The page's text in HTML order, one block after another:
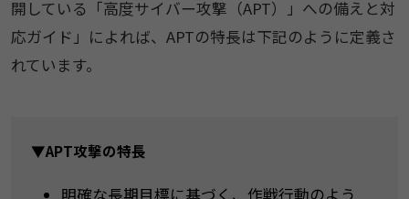
開している「高度サイバー攻撃（APT）」への備えと対
応ガイド」によれば、APTの特長は下記のように定義さ
れています。
▼APT攻撃の特長
明確な長期目標に基づく、作戦行動のよう